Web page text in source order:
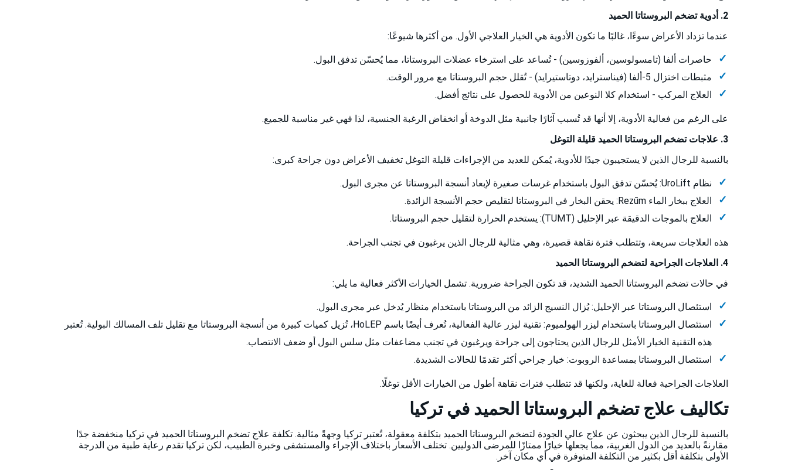
2. أدوية تضخم البروستاتا الحميد
عندما تزداد الأعراض سوءًا، غالبًا ما تكون الأدوية هي الخيار العلاجي الأول. من أكثرها شيوعًا:
حاصرات ألفا (تامسولوسين، ألفوزوسين) - تُساعد على استرخاء عضلات البروستاتا، مما يُحسّن تدفق البول.
مثبطات اختزال 5-ألفا (فيناسترايد، دوتاستيرايد) - تُقلل حجم البروستاتا مع مرور الوقت.
العلاج المركب - استخدام كلا النوعين من الأدوية للحصول على نتائج أفضل.
على الرغم من فعالية الأدوية، إلا أنها قد تُسبب آثارًا جانبية مثل الدوخة أو انخفاض الرغبة الجنسية، لذا فهي غير مناسبة للجميع.
3. علاجات تضخم البروستاتا الحميد قليلة التوغل
بالنسبة للرجال الذين لا يستجيبون جيدًا للأدوية، يُمكن للعديد من الإجراءات قليلة التوغل تخفيف الأعراض دون جراحة كبرى:
نظام UroLift: يُحسّن تدفق البول باستخدام غرسات صغيرة لإبعاد أنسجة البروستاتا عن مجرى البول.
العلاج ببخار الماء Rezūm: يحقن البخار في البروستاتا لتقليص حجم الأنسجة الزائدة.
العلاج بالموجات الدقيقة عبر الإحليل (TUMT): يستخدم الحرارة لتقليل حجم البروستاتا.
هذه العلاجات سريعة، وتتطلب فترة نقاهة قصيرة، وهي مثالية للرجال الذين يرغبون في تجنب الجراحة.
4. العلاجات الجراحية لتضخم البروستاتا الحميد
في حالات تضخم البروستاتا الحميد الشديد، قد تكون الجراحة ضرورية. تشمل الخيارات الأكثر فعالية ما يلي:
استئصال البروستاتا عبر الإحليل: يُزال النسيج الزائد من البروستاتا باستخدام منظار يُدخل عبر مجرى البول.
استئصال البروستاتا باستخدام ليزر الهولميوم: تقنية ليزر عالية الفعالية، تُعرف أيضًا باسم HoLEP، تُزيل كميات كبيرة من أنسجة البروستاتا مع تقليل تلف المسالك البولية. تُعتبر
هذه التقنية الخيار الأمثل للرجال الذين يحتاجون إلى جراحة ويرغبون في تجنب مضاعفات مثل سلس البول أو ضعف الانتصاب.
استئصال البروستاتا بمساعدة الروبوت: خيار جراحي أكثر تقدمًا للحالات الشديدة.
العلاجات الجراحية فعالة للغاية، ولكنها قد تتطلب فترات نقاهة أطول من الخيارات الأقل توغلًا.
تكاليف علاج تضخم البروستاتا الحميد في تركيا
بالنسبة للرجال الذين يبحثون عن علاج عالي الجودة لتضخم البروستاتا الحميد بتكلفة معقولة، تُعتبر تركيا وجهةً مثالية. تكلفة علاج تضخم البروستاتا الحميد في تركيا منخفضة جدًا
مقارنةً بالعديد من الدول الغربية، مما يجعلها خيارًا ممتازًا للمرضى الدوليين. تختلف الأسعار باختلاف الإجراء والمستشفى وخبرة الطبيب، لكن تركيا تقدم رعاية طبية من الدرجة
الأولى بتكلفة أقل بكثير من التكلفة المتوفرة في أي مكان آخر.